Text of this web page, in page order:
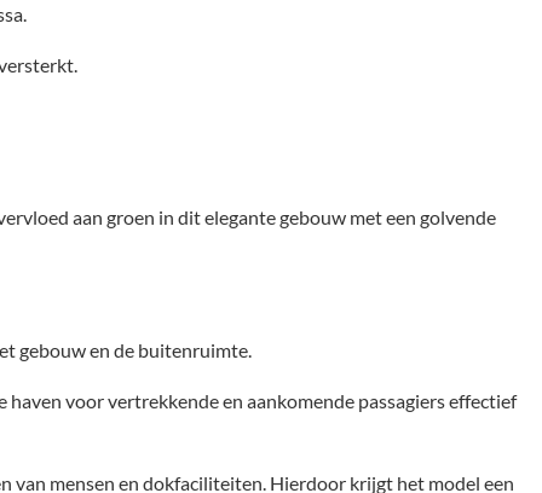
aan groen in dit elegante gebouw met een golvende
gebouw en de buitenruimte.
voor vertrekkende en aankomende passagiers effectief
van mensen en dokfaciliteiten. Hierdoor krijgt het model een